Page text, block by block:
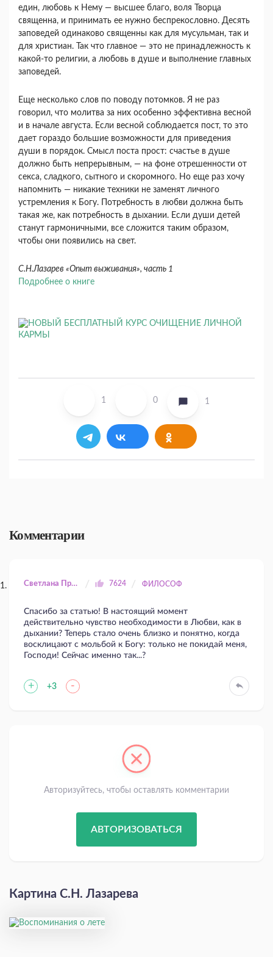
един, любовь к Нему — высшее благо, воля Творца
священна, и принимать ее нужно беспрекословно. Десять
заповедей одинаково священны как для му­сульман, так и
для христиан. Так что главное — это не принадлежность к
какой-то религии, а любовь в душе и выполнение главных
заповедей.
Еще несколько слов по поводу потомков. Я не раз
говорил, что молитва за них особенно эффек­тивна весной
и в начале августа. Если весной соблю­дается пост, то это
дает гораздо большие возможно­сти для приведения
души в порядок. Смысл поста прост: счастье в душе
должно быть непрерыв­ным, — на фоне отрешенности от
секса, сладкого, сытного и скоромного. Но еще раз хочу
напом­нить — никакие техники не заменят личного
устремления к Богу. Потребность в любви должна быть
такая же, как потребность в дыхании. Если души детей
станут гармоничными, все сложится та­ким образом,
чтобы они появились на свет.
С.Н.Лазарев «Опыт выживания», часть 1
Подробнее о книге
1 0 1
Комментарии
Светлана Прилуцкая 7624 ФИЛОСОФ
Спасибо за статью! В настоящий момент
действительно чувство необходимости в Любви, как в
дыхании? Теперь стало очень близко и понятно, когда
восклицают с мольбой к Богу: только не покидай меня,
Господи! Сейчас именно так...?
+ +3 -
Авторизуйтесь, чтобы оставлять комментарии
АВТОРИЗОВАТЬСЯ
Картина С.Н. Лазарева